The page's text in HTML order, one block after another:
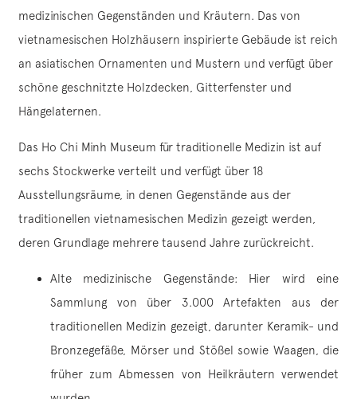
medizinischen Gegenständen und Kräutern. Das von
vietnamesischen Holzhäusern inspirierte Gebäude ist reich
an asiatischen Ornamenten und Mustern und verfügt über
schöne geschnitzte Holzdecken, Gitterfenster und
Hängelaternen.
Das Ho Chi Minh Museum für traditionelle Medizin ist auf
sechs Stockwerke verteilt und verfügt über 18
Ausstellungsräume, in denen Gegenstände aus der
traditionellen vietnamesischen Medizin gezeigt werden,
deren Grundlage mehrere tausend Jahre zurückreicht.
Alte medizinische Gegenstände: Hier wird eine
Sammlung von über 3.000 Artefakten aus der
traditionellen Medizin gezeigt, darunter Keramik- und
Bronzegefäße, Mörser und Stößel sowie Waagen, die
früher zum Abmessen von Heilkräutern verwendet